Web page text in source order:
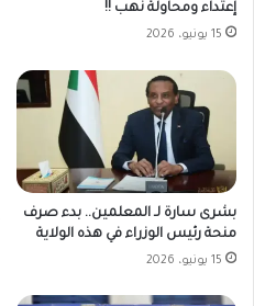
إعتداء ومحاولة نهب !!
15 يونيو، 2026
بشرى سارة لـ المعلمين.. بدء صرف
منحة رئيس الوزراء في هذه الولاية
15 يونيو، 2026